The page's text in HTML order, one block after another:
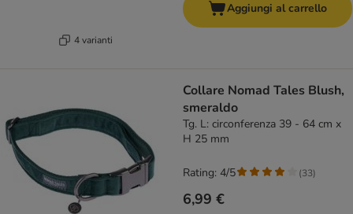
4 varianti
Aggiungi al carrello
Collare Nomad Tales Blush,
smeraldo
Tg. L: circonferenza 39 - 64 cm x
H 25 mm
6,99 €
Rating: 4/5 (33)